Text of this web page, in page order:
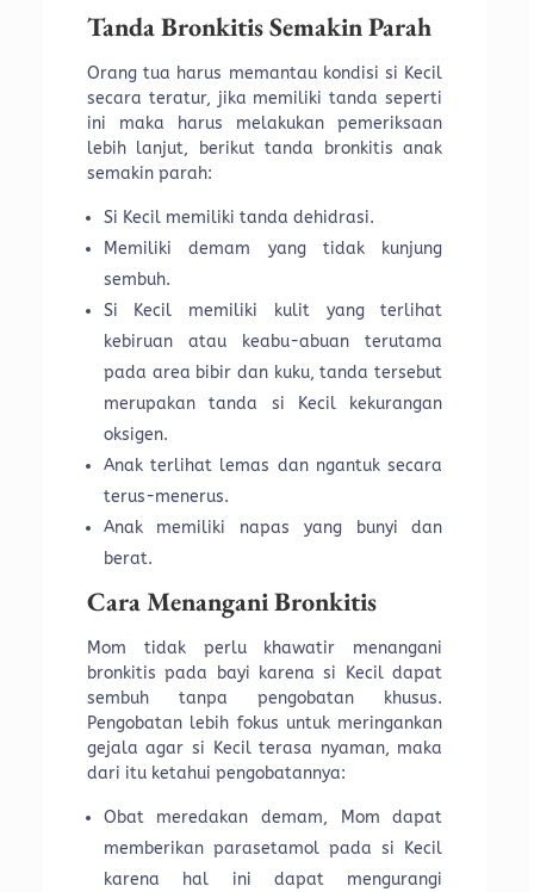
Tanda Bronkitis Semakin Parah
Orang tua harus memantau kondisi si Kecil
secara teratur, jika memiliki tanda seperti
ini maka harus melakukan pemeriksaan
lebih lanjut, berikut tanda bronkitis anak
semakin parah:
Si Kecil memiliki tanda dehidrasi.
Memiliki demam yang tidak kunjung
sembuh.
Si Kecil memiliki kulit yang terlihat
kebiruan atau keabu-abuan terutama
pada area bibir dan kuku, tanda tersebut
merupakan tanda si Kecil kekurangan
oksigen.
Anak terlihat lemas dan ngantuk secara
terus-menerus.
Anak memiliki napas yang bunyi dan
berat.
Cara Menangani Bronkitis
Mom tidak perlu khawatir menangani
bronkitis pada bayi karena si Kecil dapat
sembuh tanpa pengobatan khusus.
Pengobatan lebih fokus untuk meringankan
gejala agar si Kecil terasa nyaman, maka
dari itu ketahui pengobatannya:
Obat meredakan demam, Mom dapat
memberikan parasetamol pada si Kecil
karena hal ini dapat mengurangi